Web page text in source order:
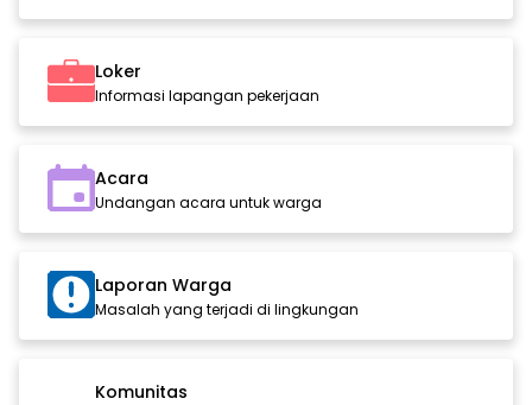
Loker
Informasi lapangan pekerjaan
Acara
Undangan acara untuk warga
Laporan Warga
Masalah yang terjadi di lingkungan
Komunitas